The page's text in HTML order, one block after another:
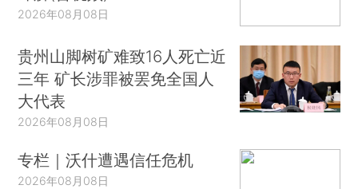
2026年08月08日
贵州山脚树矿难致16人死亡近
三年 矿长涉罪被罢免全国人
大代表
2026年08月08日
专栏｜沃什遭遇信任危机
2026年08月08日